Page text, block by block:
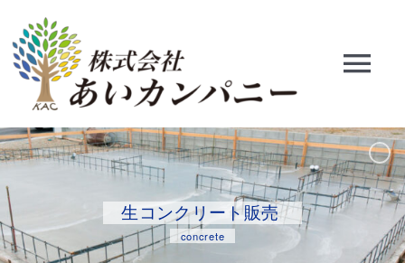
content
HOME
資材部門
生コンクリート販売
concrete